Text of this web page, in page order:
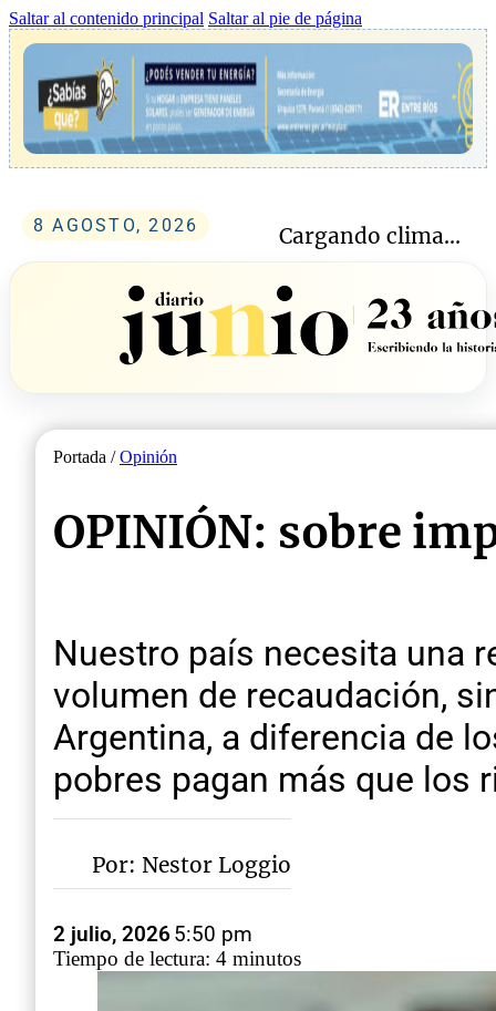
Saltar al contenido principal Saltar al pie de página
8 AGOSTO, 2026 Cargando clima...
Portada /Opinión
OPINIÓN: sobre
Nuestro país necesita una
volumen de recaudación,
Argentina, a diferencia de
pobres pagan más que los
Por: Nestor Loggio
2 julio, 20265:50 pm
Tiempo de lectura: 4 minutos